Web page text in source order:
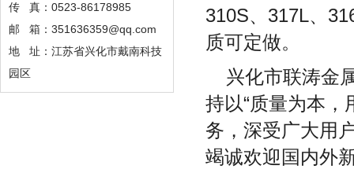
传 真：0523-86178985
邮 箱：351636359@qq.com
地 址：江苏省兴化市戴南科技
园区
310S、317L、
质可定做。
兴化市联涛金
持以“质量为本，
务，深受广大用
竭诚欢迎国内外